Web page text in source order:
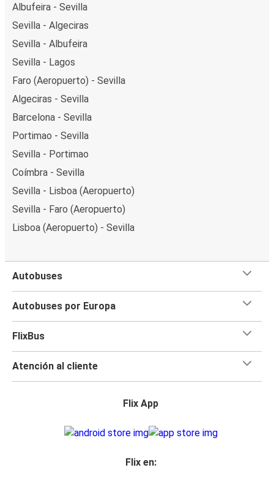
Albufeira - Sevilla
Sevilla - Algeciras
Sevilla - Albufeira
Sevilla - Lagos
Faro (Aeropuerto) - Sevilla
Algeciras - Sevilla
Barcelona - Sevilla
Portimao - Sevilla
Sevilla - Portimao
Coímbra - Sevilla
Sevilla - Lisboa (Aeropuerto)
Sevilla - Faro (Aeropuerto)
Lisboa (Aeropuerto) - Sevilla
Autobuses
Autobuses por Europa
FlixBus
Atención al cliente
Flix App
Flix en: